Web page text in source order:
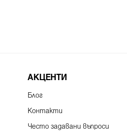
АКЦЕНТИ
Блог
Контакти
Често задавани въпроси